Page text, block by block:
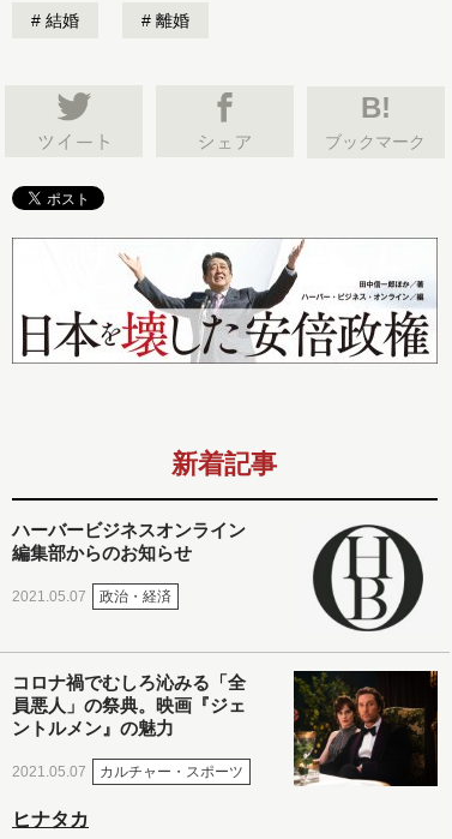
結婚 離婚
B!
ブックマーク
新着記事
ハーバービジネスオンライン
編集部からのお知らせ
2021.05.07 政治・経済
コロナ禍でむしろ沁みる「全
員悪人」の祭典。映画『ジェ
ントルメン』の魅力
2021.05.07 カルチャー・スポーツ
ヒナタカ